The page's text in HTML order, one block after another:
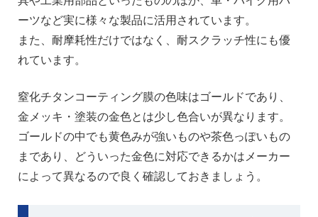
ーツなど実に様々な製品に活用されています。
また、耐摩耗性だけではなく、耐スクラッチ性にも優
れています。
窒化チタンコーティング膜の色味はゴールドであり、
金メッキ・塗装の金色とは少し色合いが異なります。
ゴールドの中でも黄色みが強いものや茶色っぽいもの
まであり、どういった金色に対応できるかはメーカー
によって異なるので良く確認しておきましょう。